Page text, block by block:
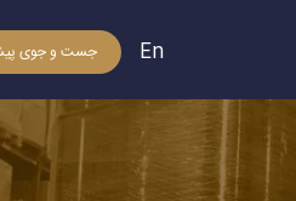
جست و جوی En